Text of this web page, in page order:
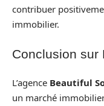
contribuer
immobilier.
Conclusion sur
L’agence Beautiful
un marché